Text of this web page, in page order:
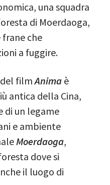
una squadra
di Moerdaoga,
frane che
a fuggire.
filmAnima è
antica della Cina,
di un legame
e ambiente
Moerdaoga,
dove si
il luogo di